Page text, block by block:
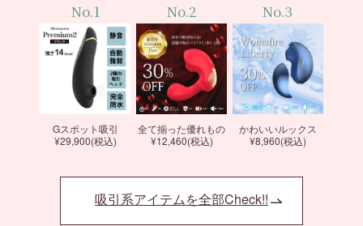
No.1
Gスポット吸引
¥29,900(税込)
No.2
全て揃った優れもの
¥12,460(税込)
No.3
かわいいルックス
¥8,960(税込)
吸引系アイテムを全部Check!!